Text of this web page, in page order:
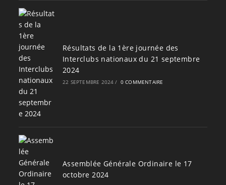
Résultats de la 1ère journée des
Interclubs nationaux du 21 septembre
2024
22 SEPTEMBRE 2024 / 0 COMMENTAIRE
Assemblée Générale Ordinaire le 17
octobre 2024